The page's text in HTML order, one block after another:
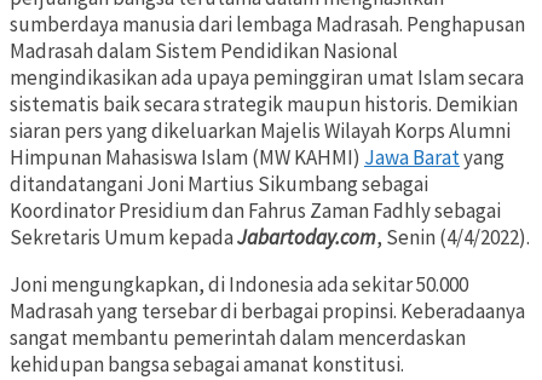
sumberdaya manusia dari lembaga Madrasah. Penghapusan
Madrasah dalam Sistem Pendidikan Nasional
mengindikasikan ada upaya peminggiran umat Islam secara
sistematis baik secara strategik maupun historis. Demikian
siaran pers yang dikeluarkan Majelis Wilayah Korps Alumni
Himpunan Mahasiswa Islam (MW KAHMI) Jawa Baratyang
ditandatangani Joni Martius Sikumbang sebagai
Koordinator Presidium dan Fahrus Zaman Fadhly sebagai
Sekretaris Umum kepadaJabartoday.com, Senin (4/4/2022).
Joni mengungkapkan, di Indonesia ada sekitar 50.000
Madrasah yang tersebar di berbagai propinsi. Keberadaanya
sangat membantu pemerintah dalam mencerdaskan
kehidupan bangsa sebagai amanat konstitusi.